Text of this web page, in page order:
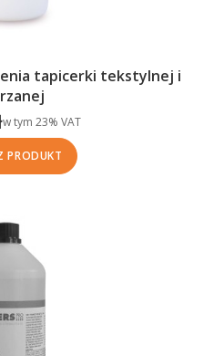
tapicerki tekstylnej i
w tym %s VAT
w tym 23% VAT
PRODUKT